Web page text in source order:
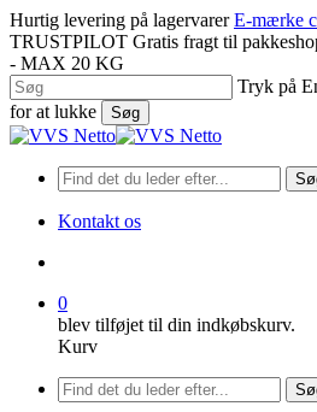
Spring
til
hovedindhold
Hurtig levering på lagervarer E-mærke
TRUSTPILOT Gratis fragt til
- MAX 20 KG
Tryk på
for at lukke
Søg
Luk
Kontakt os
0
blev tilføjet til din indkøbskurv.
Kurv
Menu